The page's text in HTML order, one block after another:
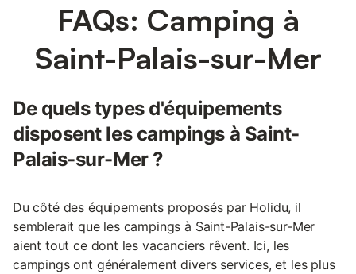
FAQs: Camping à
Saint-Palais-sur-Mer
De quels types d'équipements
disposent les campings à Saint-
Palais-sur-Mer ?
Du côté des équipements proposés par Holidu, il
semblerait que les campings à Saint-Palais-sur-Mer
aient tout ce dont les vacanciers rêvent. Ici, les
campings ont généralement divers services, et les plus